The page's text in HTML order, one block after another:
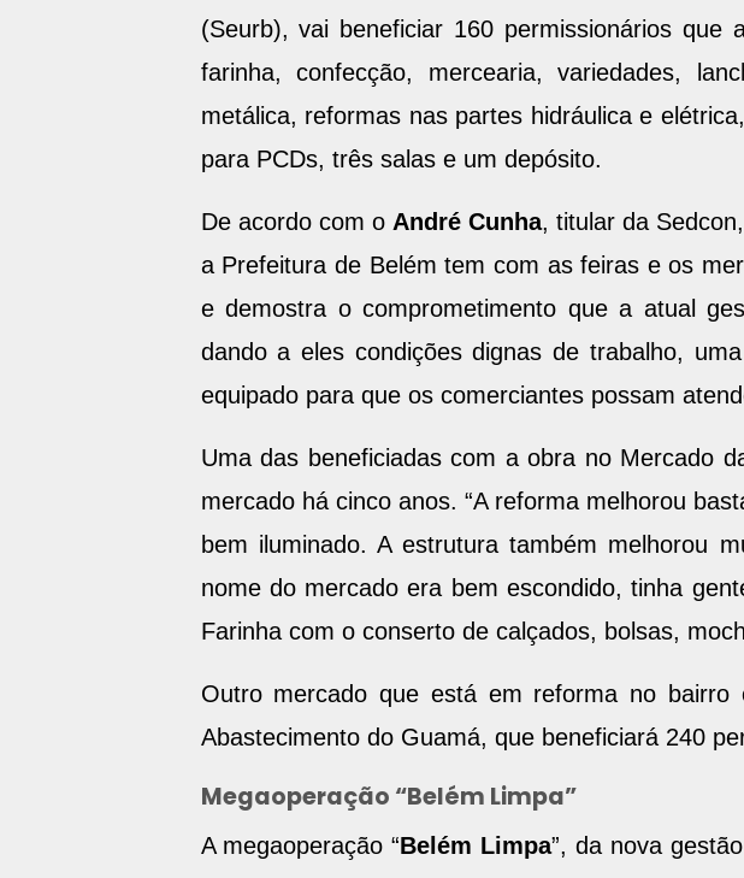
(Seurb), vai beneficiar 160 permissionários
farinha, confecção, mercearia, variedades,
metálica, reformas nas partes hidráulica e
para PCDs, três salas e um depósito.
De acordo com o André Cunha, titular da
a Prefeitura de Belém tem com as feiras e os
e demostra o comprometimento que a atual
dando a eles condições dignas de trabalho,
equipado para que os comerciantes possam
Uma das beneficiadas com a obra no Mercado
mercado há cinco anos. “A reforma melhorou
bem iluminado. A estrutura também melhorou
nome do mercado era bem escondido, tinha
Farinha com o conserto de calçados, bolsas,
Outro mercado que está em reforma no
Abastecimento do Guamá, que beneficiará 240
Megaoperação “Belém Limpa”
A megaoperação “Belém Limpa”, da nova